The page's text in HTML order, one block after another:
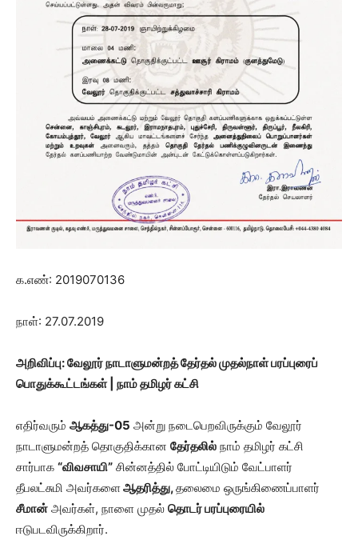
க.எண்: 2019070136
நாள்: 27.07.2019
அறிவிப்பு: வேலூர் நாடாளுமன்றத் தேர்தல்முதல்நாள் பரப்புரைப்
பொதுக்கூட்டங்கள் | நாம் தமிழர் கட்சி
எதிர்வரும் ஆகத்து-05 அன்று நடைபெறவிருக்கும் வேலூர்
நாடாளுமன்றத் தொகுதிக்கான தேர்தலில் நாம் தமிழர் கட்சி
சார்பாக “விவசாயி” சின்னத்தில் போட்டியிடும் வேட்பாளர்
தீபலட்சுமி அவர்களைஆதரித்து,தலைமை ஒருங்கிணைப்பாளர்
சீமான் அவர்கள், நாளை முதல் தொடர் பரப்புரையில்
ஈடுபடவிருக்கிறார்.